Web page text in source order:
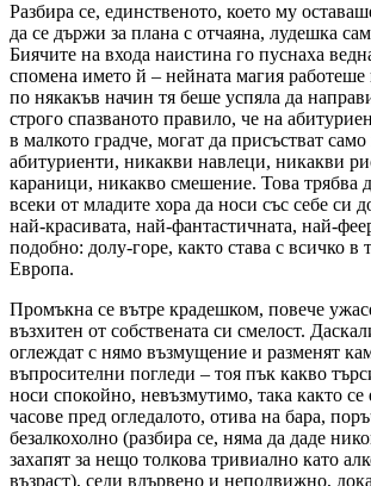
Разбира се, единственото, което му
да се държи за плана с отчаяна, лудешка
Биячите на входа наистина го пуснаха
спомена името й – нейната магия
по някакъв начин тя беше успяла да
строго спазваното правило, че на
в малкото градче, могат да присъстват
абитуриенти, никакви навлеци, никакви
караници, никакво смешение. Това трябва
всеки от младите хора да носи със себе си
най-красивата, най-фантастичната, най-
подобно: долу-горе, както става с всичко в
Европа.
Промъкна се вътре крадешком, повече
възхитен от собствената си смелост.
оглеждат с нямо възмущение и разменят
въпросителни погледи – тоя пък какво
носи спокойно, невъзмутимо, така както
часове пред огледалото, отива на бара,
безалкохолно (разбира се, няма да даде
захапят за нещо толкова тривиално като
възраст), седи вдървено и неподвижно,